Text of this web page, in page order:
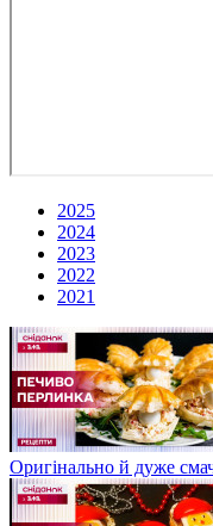
2025
2024
2023
2022
2021
Оригінально й дуже